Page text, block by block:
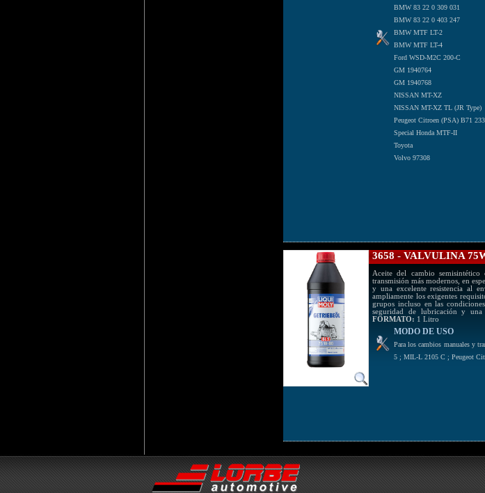
BMW 83 22 0 309 031
BMW 83 22 0 403 247
BMW MTF LT-2
BMW MTF LT-4
Ford WSD-M2C 200-C
GM 1940764
GM 1940768
NISSAN MT-XZ
NISSAN MT-XZ TL (JR Type)
Peugeot Citroen (PSA) B71
Special Honda MTF-II
Toyota
Volvo 97308
3658 - VALVULINA
Aceite del cambio semisintético
transmisión más modernos, en
y una excelente resistencia al
ampliamente los exigentes
grupos incluso en las
seguridad de lubricación y una
FORMATO: 1 Litro
MODO DE USO
Para los cambios manuales y
5 ; MIL-L 2105 C ; Peugeot